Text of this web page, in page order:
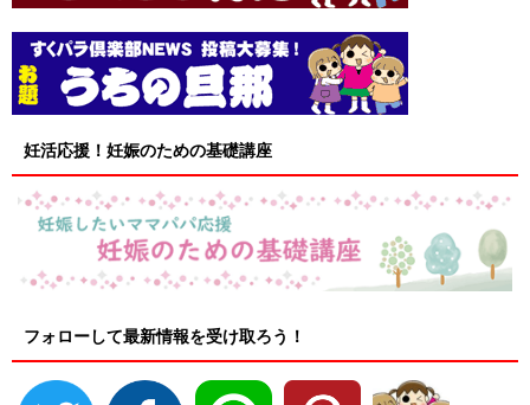
妊活応援！妊娠のための基礎講座
フォローして最新情報を受け取ろう！